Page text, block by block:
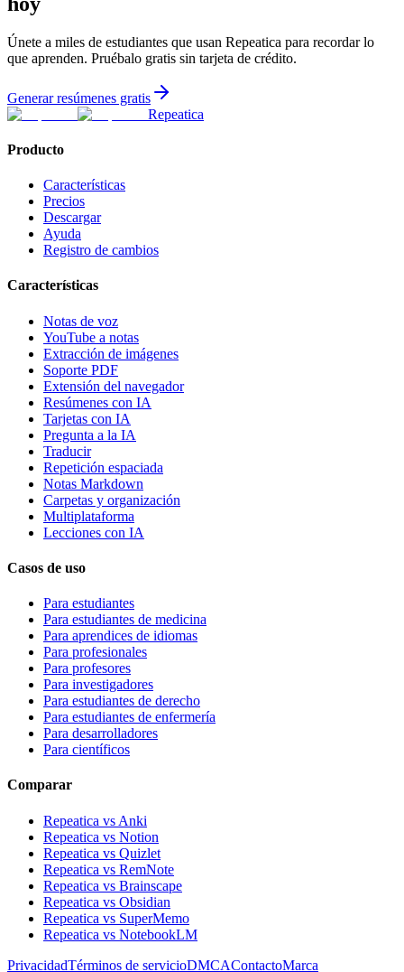
Únete a miles de estudiantes que usan Repeatica para recordar lo
que aprenden. Pruébalo gratis sin tarjeta de crédito.
Generar resúmenes gratis
Repeatica
Producto
Características
Precios
Descargar
Ayuda
Registro de cambios
Características
Notas de voz
YouTube a notas
Extracción de imágenes
Soporte PDF
Extensión del navegador
Resúmenes con IA
Tarjetas con IA
Pregunta a la IA
Traducir
Repetición espaciada
Notas Markdown
Carpetas y organización
Multiplataforma
Lecciones con IA
Casos de uso
Para estudiantes
Para estudiantes de medicina
Para aprendices de idiomas
Para profesionales
Para profesores
Para investigadores
Para estudiantes de derecho
Para estudiantes de enfermería
Para desarrolladores
Para científicos
Comparar
Repeatica vs Anki
Repeatica vs Notion
Repeatica vs Quizlet
Repeatica vs RemNote
Repeatica vs Brainscape
Repeatica vs Obsidian
Repeatica vs SuperMemo
Repeatica vs NotebookLM
PrivacidadTérminos de servicioDMCAContactoMarca